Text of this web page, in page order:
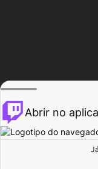
Abrir no